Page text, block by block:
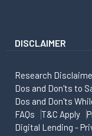
DISCLAIMER
Research
Dos and Don'ts to
Dos and Don'ts
FAQs
T&C Apply
Digital Lending -